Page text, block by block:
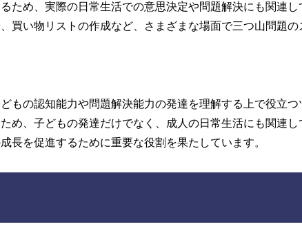
ため、実際の日常生活での意思決定や問題解決にも関連し
買い物リストの作成など、さまざまな場面で三つ山問題の
もの認知能力や問題解決能力の発達を理解する上で役立つ
め、子どもの発達だけでなく、成人の日常生活にも関連し
長を促進するために重要な役割を果たしています。